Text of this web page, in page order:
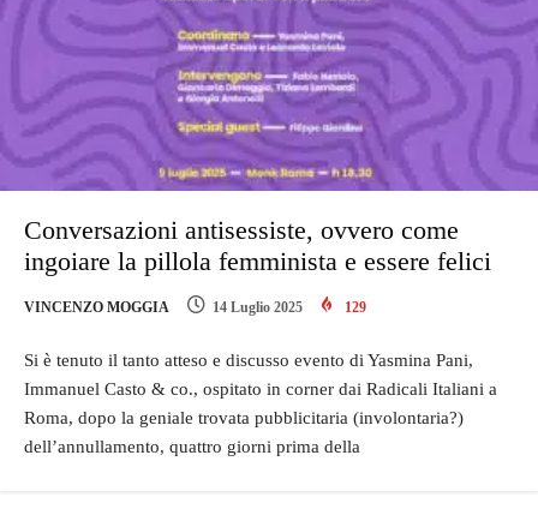
Conversazioni antisessiste, ovvero come
ingoiare la pillola femminista e essere felici
VINCENZO MOGGIA 14 Luglio 2025 129
Si è tenuto il tanto atteso e discusso evento di Yasmina Pani,
Immanuel Casto & co., ospitato in corner dai Radicali Italiani a
Roma, dopo la geniale trovata pubblicitaria (involontaria?)
dell’annullamento, quattro giorni prima della